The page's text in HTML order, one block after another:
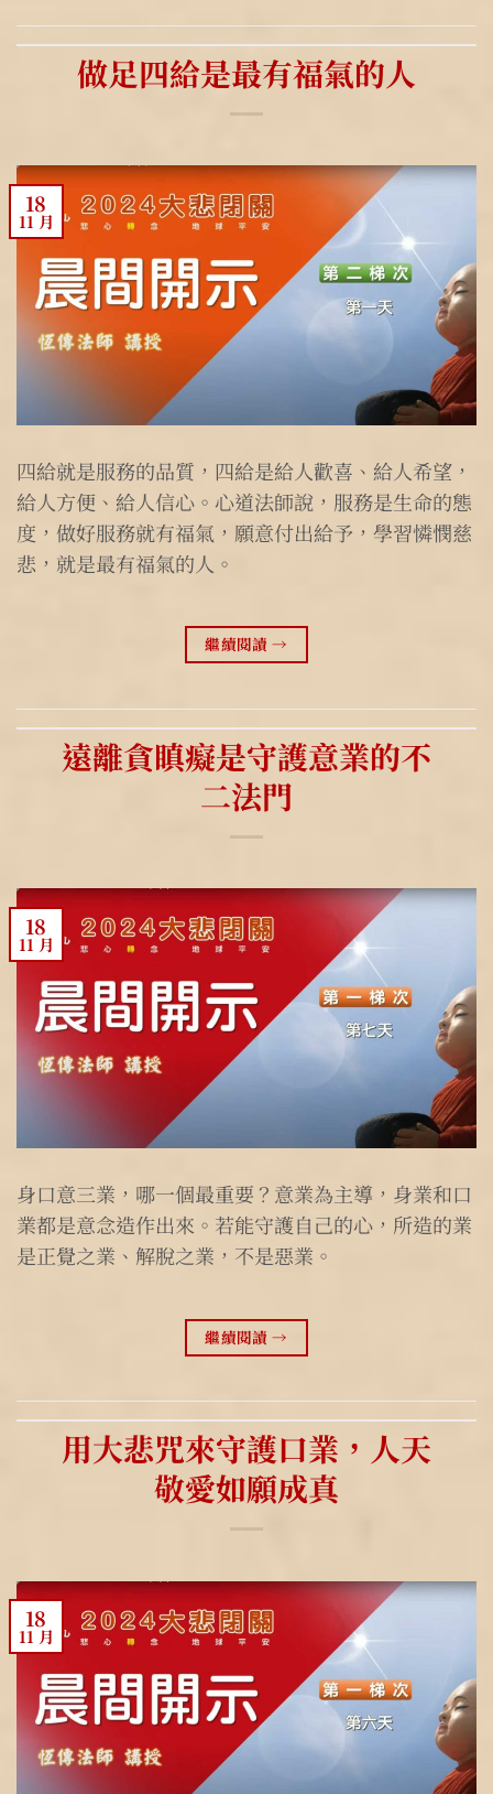
做足四給是最有福氣的人
18
11 月
四給就是服務的品質，四給是給人歡喜、給人希望，
給人方便、給人信心。心道法師說，服務是生命的態
度，做好服務就有福氣，願意付出給予，學習憐憫慈
悲，就是最有福氣的人。
繼續閱讀→
遠離貪瞋癡是守護意業的不
二法門
18
11 月
身口意三業，哪一個最重要？意業為主導，身業和口
業都是意念造作出來。若能守護自己的心，所造的業
是正覺之業、解脫之業，不是惡業。
繼續閱讀→
用大悲咒來守護口業，人天
敬愛如願成真
18
11 月